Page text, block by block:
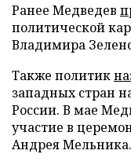
Ранее Медведев
политической
Владимира
Также политик
западных стран
России. В мае
участие в
Андрея Мельника.